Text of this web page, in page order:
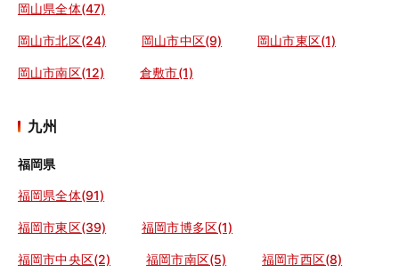
岡山県全体(47)
岡山市北区(24) 岡山市中区(9) 岡山市東区(1)
岡山市南区(12) 倉敷市(1)
九州
福岡県
福岡県全体(91)
福岡市東区(39) 福岡市博多区(1)
福岡市中央区(2) 福岡市南区(5) 福岡市西区(8)